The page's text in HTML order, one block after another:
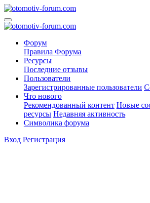
Форум
Правила Форума
Ресурсы
Последние отзывы
Пользователи
Зарегистрированные пользователи
Что нового
Рекомендованный контент Новые
ресурсы Недавняя активность
Символика форума
Вход Регистрация